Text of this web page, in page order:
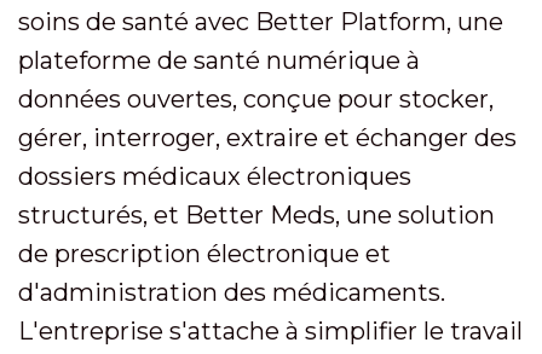
soins de santé avec Better Platform, une
plateforme de santé numérique à
données ouvertes, conçue pour stocker,
gérer, interroger, extraire et échanger des
dossiers médicaux électroniques
structurés, et Better Meds, une solution
de prescription électronique et
d'administration des médicaments.
L'entreprise s'attache à simplifier le travail